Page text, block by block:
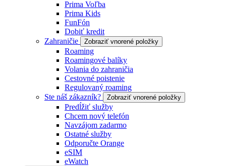
Prima Voľba
Prima Kids
FunFón
Dobiť kredit
Zahraničie
Zobraziť vnorené položky
Roaming
Roamingové balíky
Volania do zahraničia
Cestovné poistenie
Regulovaný roaming
Ste náš zákazník?
Zobraziť vnorené položky
Predĺžiť služby
Chcem nový telefón
Navzájom zadarmo
Ostatné služby
Odporučte Orange
eSIM
eWatch